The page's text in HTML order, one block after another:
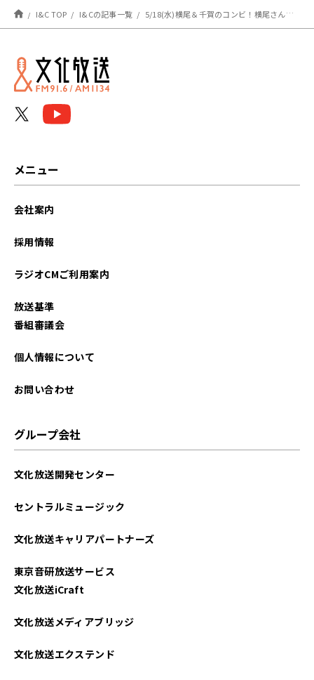
I&C TOP I&Cの記事一覧 5/18(水)横尾＆千賀のコンビ！横尾さんがお誕生日を迎えますよ！
メニュー
会社案内
採用情報
ラジオCMご利用案内
放送基準
番組審議会
個人情報について
お問い合わせ
グループ会社
文化放送開発センター
セントラルミュージック
文化放送キャリアパートナーズ
東京音研放送サービス
文化放送iCraft
文化放送メディアブリッジ
文化放送エクステンド